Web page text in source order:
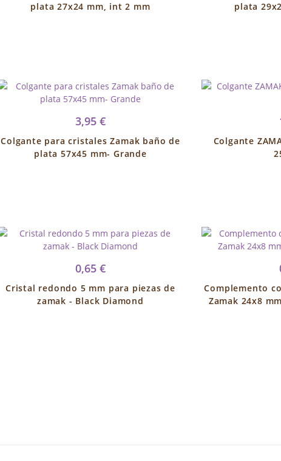
plata 27x24 mm, int 2 mm
plata
3,95 €
Colgante para cristales Zamak baño de
plata 57x45 mm- Grande
Colgante
0,65 €
Cristal redondo 5 mm para piezas de
zamak - Black Diamond
Complemento
Zamak 24x8